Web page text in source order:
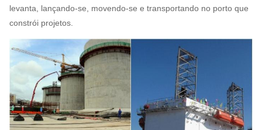
levanta, lançando-se, movendo-se e transportando no porto que
constrói projetos.